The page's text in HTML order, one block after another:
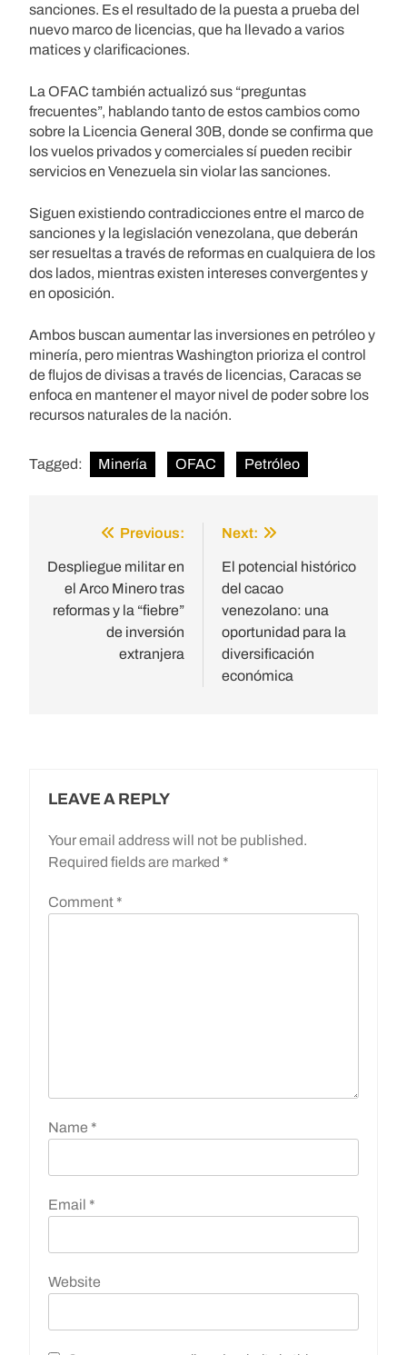
sanciones. Es el resultado de la puesta a prueba del
nuevo marco de licencias, que ha llevado a varios
matices y clarificaciones.
La OFAC también actualizó sus “preguntas
frecuentes”, hablando tanto de estos cambios como
sobre la Licencia General 30B, donde se confirma que
los vuelos privados y comerciales sí pueden recibir
servicios en Venezuela sin violar las sanciones.
Siguen existiendo contradicciones entre el marco de
sanciones y la legislación venezolana, que deberán
ser resueltas a través de reformas en cualquiera de los
dos lados, mientras existen intereses convergentes y
en oposición.
Ambos buscan aumentar las inversiones en petróleo y
minería, pero mientras Washington prioriza el control
de flujos de divisas a través de licencias, Caracas se
enfoca en mantener el mayor nivel de poder sobre los
recursos naturales de la nación.
Tagged: Minería OFAC Petróleo
navigation
Previous:
Despliegue militar en
el Arco Minero tras
reformas y la “fiebre”
de inversión
extranjera
Next:
El potencial histórico
del cacao
venezolano: una
oportunidad para la
diversificación
económica
LEAVE A REPLY
Your email address will not be published.
Required fields are marked *
Comment *
Name *
Email *
Website